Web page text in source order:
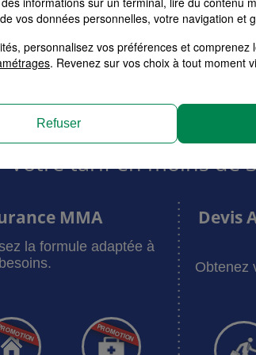
Protection Juridique, Dommage Ouvrage,
solutions d'assurances pour votre situation.
Votre tarif en moins de
MMA
la formule adaptée à
Devis
Obtenez
vos données personnelles, votre navigation et
personnalisez vos préférences et comprenez
. Revenez sur vos choix à tout moment
Refuser